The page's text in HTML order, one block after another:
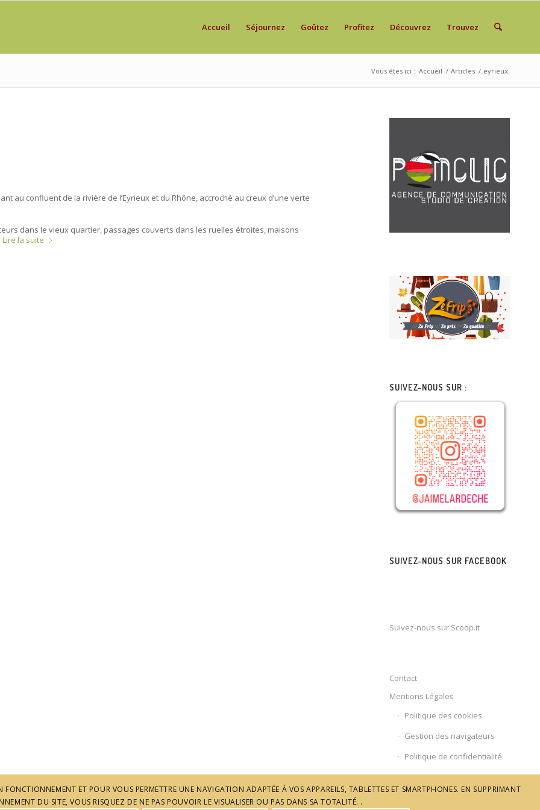
Accueil Séjournez Goûtez Profitez Découvrez Trouvez
Vous êtes ici : Accueil / Articles / eyrieux
au confluent de la rivière de l’Eyrieux et du Rhône, accroché au creux d’une verte
dans le vieux quartier, passages couverts dans les ruelles étroites, maisons
Lire la suite
SUIVEZ-NOUS SUR :
SUIVEZ-NOUS SUR FACEBOOK
Suivez-nous sur Scoop.it
Contact
Mentions Légales
Politique des cookies
Gestion des navigateurs
Politique de confidentialité
ET POUR VOUS PERMETTRE UNE NAVIGATION ADAPTÉE À VOS APPAREILS, TABLETTES ET SMARTPHONES. EN SUPPRIMANT
DU SITE, VOUS RISQUEZ DE NE PAS POUVOIR LE VISUALISER OU PAS DANS SA TOTALITÉ. .